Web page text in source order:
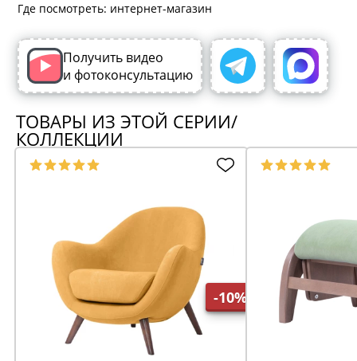
Где посмотреть: интернет-магазин
Получить видео
и фотоконсультацию
ТОВАРЫ ИЗ ЭТОЙ СЕРИИ/
КОЛЛЕКЦИИ
-10%